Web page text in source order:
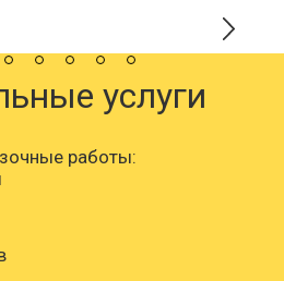
услуги
работы: